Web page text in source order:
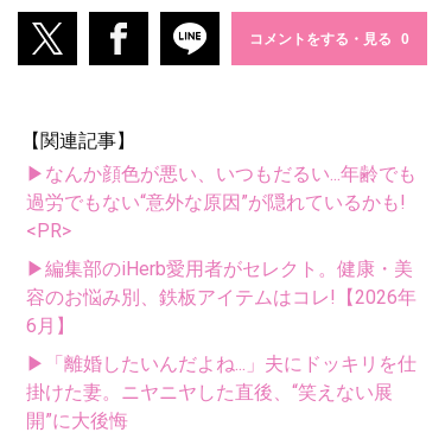
コメントをする・見る
【関連記事】
▶なんか顔色が悪い、いつもだるい...年齢でも
過労でもない“意外な原因”が隠れているかも!
<PR>
▶編集部のiHerb愛用者がセレクト。健康・美
容のお悩み別、鉄板アイテムはコレ!【2026年
6月】
▶「離婚したいんだよね...」夫にドッキリを仕
掛けた妻。ニヤニヤした直後、“笑えない展
開”に大後悔